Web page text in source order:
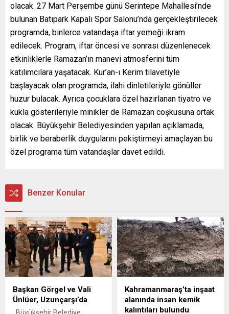
olacak. 27 Mart Perşembe günü Serintepe Mahallesi’nde
bulunan Batıpark Kapalı Spor Salonu’nda gerçekleştirilecek
programda, binlerce vatandaşa iftar yemeği ikram
edilecek. Program, iftar öncesi ve sonrası düzenlenecek
etkinliklerle Ramazan’ın manevi atmosferini tüm
katılımcılara yaşatacak. Kur’an-ı Kerim tilavetiyle
başlayacak olan programda, ilahi dinletileriyle gönüller
huzur bulacak. Ayrıca çocuklara özel hazırlanan tiyatro ve
kukla gösterileriyle minikler de Ramazan coşkusuna ortak
olacak. Büyükşehir Belediyesinden yapılan açıklamada,
birlik ve beraberlik duygularını pekiştirmeyi amaçlayan bu
özel programa tüm vatandaşlar davet edildi.
Benzer Konular
Başkan Görgel ve Vali
Ünlüer, Uzunçarşı’da
Kahramanmaraş’ta inşaat
alanında insan kemik
kalıntıları bulundu